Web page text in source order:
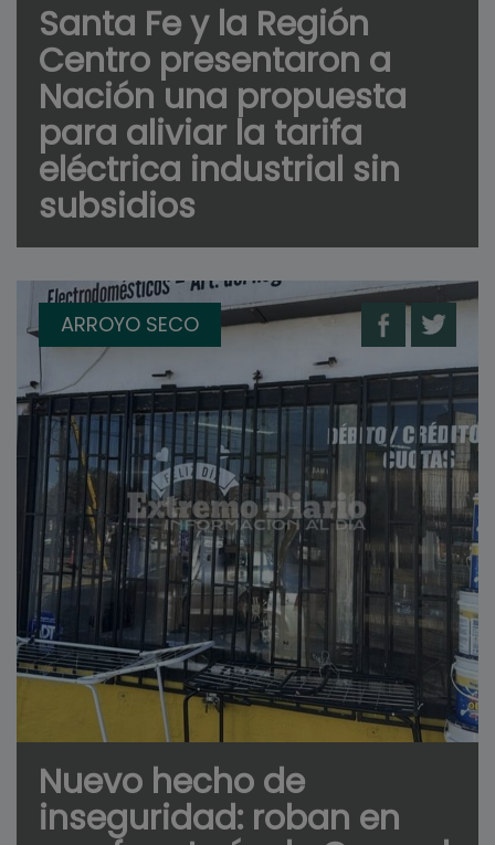
Santa Fe y la Región
Centro presentaron a
Nación una propuesta
para aliviar la tarifa
eléctrica industrial sin
subsidios
ARROYO SECO
Nuevo hecho de
inseguridad: roban en